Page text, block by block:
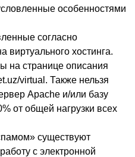
особенностями
согласно
виртуального хостинга.
на странице описания
virtual. Также нельзя
Apache и/или базу
от общей нагрузки всех
существуют
с электронной